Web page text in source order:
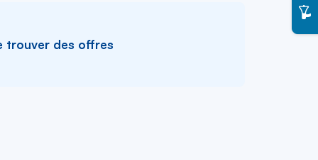
trouver des offres